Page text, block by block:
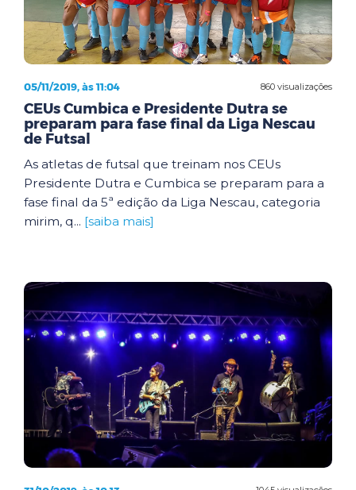
860 visualizações
05/11/2019, às 11:04
CEUs Cumbica e Presidente Dutra se
preparam para fase final da Liga Nescau
de Futsal
As atletas de futsal que treinam nos CEUs
Presidente Dutra e Cumbica se preparam para a
fase final da 5ª edição da Liga Nescau, categoria
mirim, q... [saiba mais]